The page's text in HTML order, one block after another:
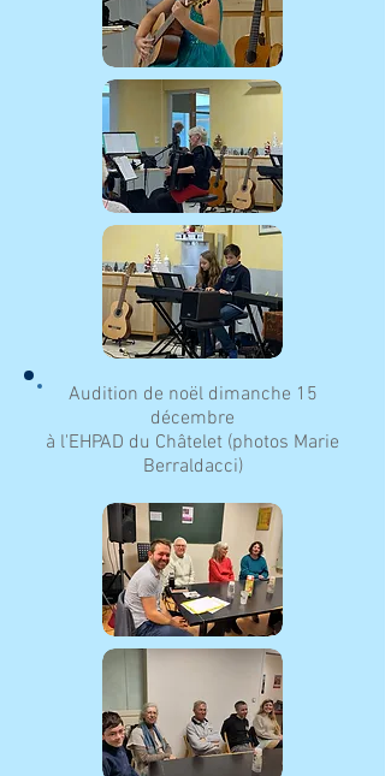
Audition de noël dimanche 15
décembre
à l'EHPAD du Châtelet (photos Marie
Berraldacci)